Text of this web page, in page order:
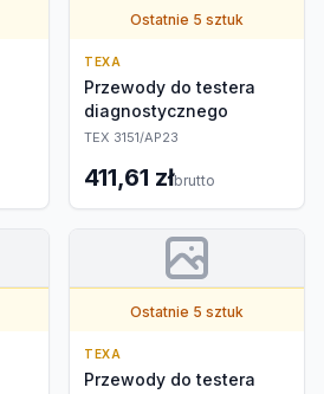
Ostatnie 5 sztuk
TEXA
Przewody do testera
diagnostycznego
TEX 3151/AP23
411,61 złbrutto
Ostatnie 5 sztuk
TEXA
Przewody do testera